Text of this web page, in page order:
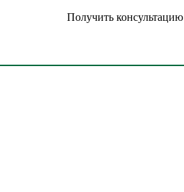
Получить консультацию